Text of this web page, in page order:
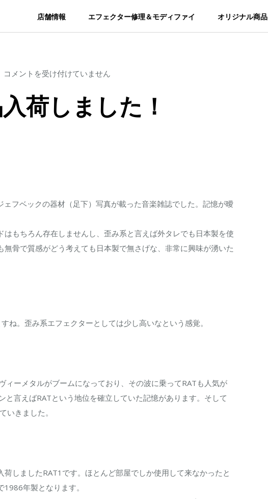
店舗情報 エフェクター修理＆モディファイ オリジナル商品
Proco
RAT
美
し
は
コメントを受け付けていません
荷しました！
フベックの器材（足下）写真が載った音楽雑誌でした。記憶が曖
もちろん存在しませんし、歪み系と言えば外タレでも日本製を使
骨で質感がどう考えても日本製で無さげな、非常に興味が湧いた
ね。歪み系エフェクターとしては少し高いなという感覚。
ィーメタルがブームになっており、その波に乗ってRATも人気が
言えばRATという地位を確立していた記憶があります。そして
いきました。
しましたRAT1です。ほとんど部屋でしか使用して来なかったと
年製となります。